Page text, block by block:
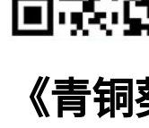
《青